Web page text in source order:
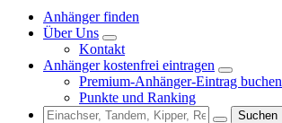
Anhänger finden
Über Uns
Kontakt
Anhänger kostenfrei eintragen
Premium-Anhänger-Eintrag buchen
Punkte und Ranking
Suchen